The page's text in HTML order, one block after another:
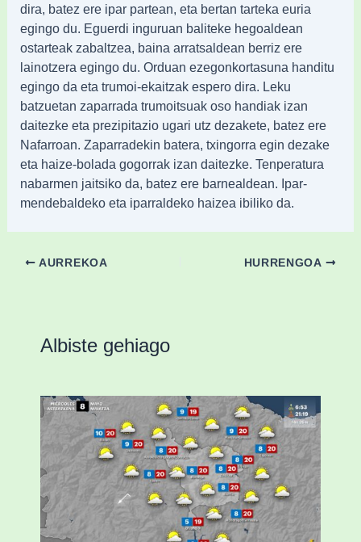
dira, batez ere ipar partean, eta bertan tarteka euria
egingo du. Eguerdi inguruan baliteke hegoaldean
ostarteak zabaltzea, baina arratsaldean berriz ere
lainotzera egingo du. Orduan ezegonkortasuna handitu
egingo da eta trumoi-ekaitzak espero dira. Leku
batzuetan zaparrada trumoitsuak oso handiak izan
daitezke eta prezipitazio ugari utz dezakete, batez ere
Nafarroan. Zaparradekin batera, txingorra egin dezake
eta haize-bolada gogorrak izan daitezke. Tenperatura
nabarmen jaitsiko da, batez ere barnealdean. Ipar-
mendebaldeko eta iparraldeko haizea ibiliko da.
AURREKOA HURRENGOA
Albiste gehiago
Eguraldiak hobera egingo du gaur,